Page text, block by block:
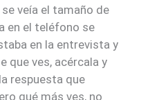
veía el tamaño de
en el teléfono se
en la entrevista y
que ves, acércala y
respuesta que
qué más ves, no